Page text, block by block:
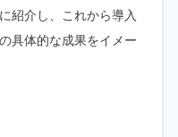
紹介し、これから導入
具体的な成果をイメー